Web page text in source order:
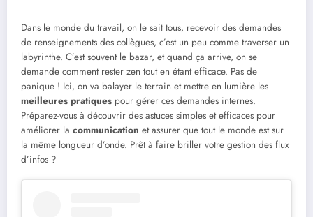
Dans le monde du travail, on le sait tous, recevoir des demandes
de renseignements des collègues, c’est un peu comme traverser un
labyrinthe. C’est souvent le bazar, et quand ça arrive, on se
demande comment rester zen tout en étant efficace. Pas de
panique ! Ici, on va balayer le terrain et mettre en lumière les
meilleures pratiques pour gérer ces demandes internes.
Préparez-vous à découvrir des astuces simples et efficaces pour
améliorer la communication et assurer que tout le monde est sur
la même longueur d’onde. Prêt à faire briller votre gestion des flux
d’infos ?